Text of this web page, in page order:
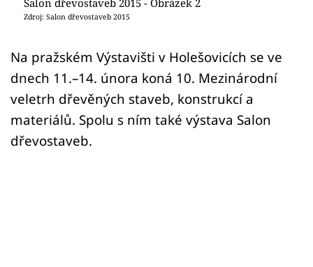
Sledujte nás
Zdroj: Salon dřevostaveb 2015
Na pražském Výstavišti v Holešovicích se ve
dnech 11.–14. února koná 10. Mezinárodní
veletrh dřevěných staveb, konstrukcí a
materiálů. Spolu s ním také výstava Salon
dřevostaveb.